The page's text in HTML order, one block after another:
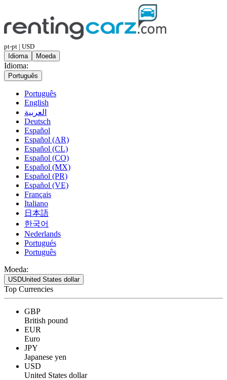
pt-pt | USD
Idioma
Moeda
Idioma:
Português
Português
English
العربية
Deutsch
Español
Español (AR)
Español (CL)
Español (CO)
Español (MX)
Español (PR)
Español (VE)
Français
Italiano
日本語
한국어
Nederlands
Portugués
Português
Moeda:
USDUnited States dollar
Top Currencies
GBP
British pound
EUR
Euro
JPY
Japanese yen
USD
United States dollar